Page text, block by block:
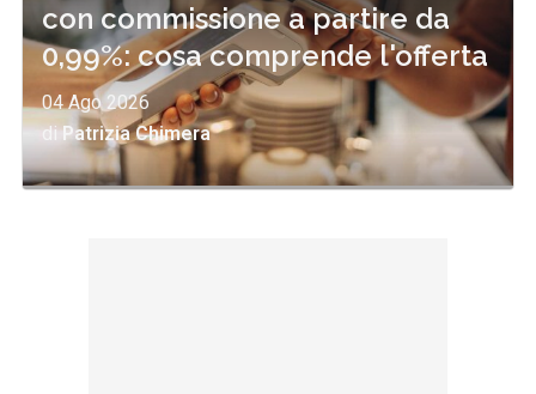
con commissione a partire da
0,99%: cosa comprende l'offerta
04 Ago 2026
diPatrizia Chimera